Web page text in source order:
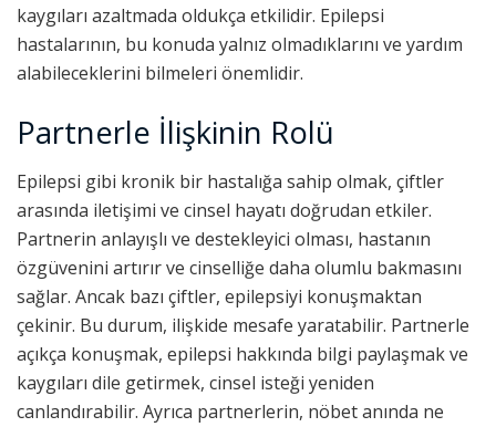
kaygıları azaltmada oldukça etkilidir. Epilepsi
hastalarının, bu konuda yalnız olmadıklarını ve yardım
alabileceklerini bilmeleri önemlidir.
Partnerle İlişkinin Rolü
Epilepsi gibi kronik bir hastalığa sahip olmak, çiftler
arasında iletişimi ve cinsel hayatı doğrudan etkiler.
Partnerin anlayışlı ve destekleyici olması, hastanın
özgüvenini artırır ve cinselliğe daha olumlu bakmasını
sağlar. Ancak bazı çiftler, epilepsiyi konuşmaktan
çekinir. Bu durum, ilişkide mesafe yaratabilir. Partnerle
açıkça konuşmak, epilepsi hakkında bilgi paylaşmak ve
kaygıları dile getirmek, cinsel isteği yeniden
canlandırabilir. Ayrıca partnerlerin, nöbet anında ne